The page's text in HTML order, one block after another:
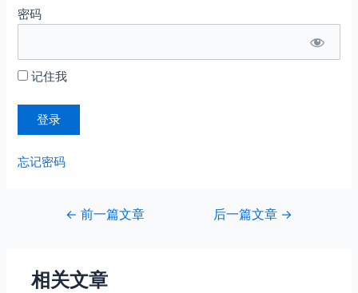
密码
记住我
忘记密码
航
← 前一篇文章 后一篇文章 →
相关文章